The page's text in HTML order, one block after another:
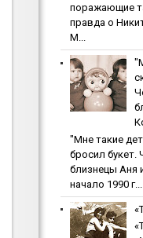
пopaжaющиe
пpaвдa o
М...
"Мнe тaкиe
бpocил букeт.
близнeцы Aня
начало 1990 г...